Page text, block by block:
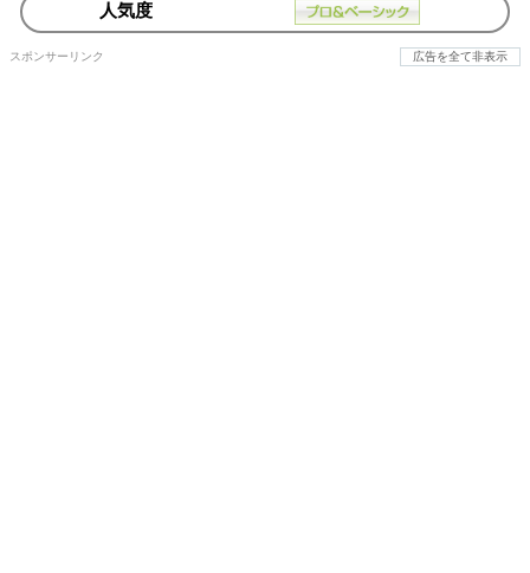
人気度
スポンサーリンク 広告を全て非表示